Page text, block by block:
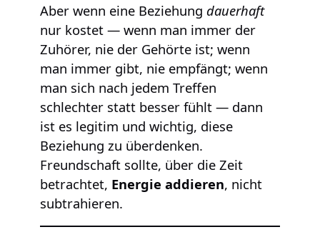
Aber wenn eine Beziehung dauerhaft
nur kostet — wenn man immer der
Zuhörer, nie der Gehörte ist; wenn
man immer gibt, nie empfängt; wenn
man sich nach jedem Treffen
schlechter statt besser fühlt — dann
ist es legitim und wichtig, diese
Beziehung zu überdenken.
Freundschaft sollte, über die Zeit
betrachtet, Energie addieren, nicht
subtrahieren.